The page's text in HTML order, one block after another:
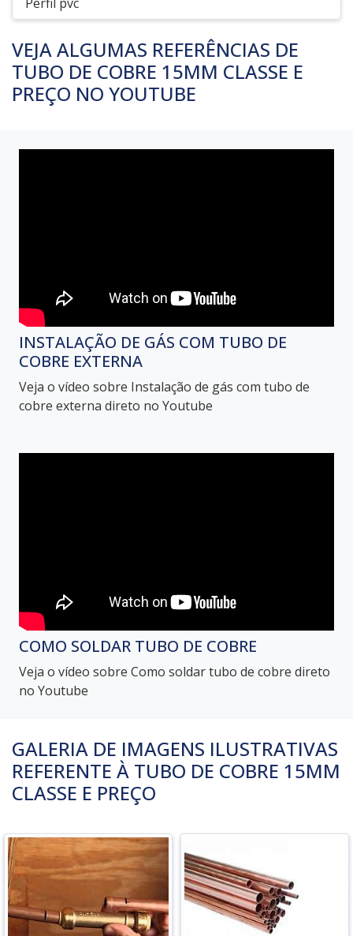
VEJA ALGUMAS REFERÊNCIAS DE
TUBO DE COBRE 15MM CLASSE E
PREÇO NO YOUTUBE
INSTALAÇÃO DE GÁS COM TUBO DE
COBRE EXTERNA
Veja o vídeo sobre Instalação de gás com tubo de
cobre externa direto no Youtube
COMO SOLDAR TUBO DE COBRE
Veja o vídeo sobre Como soldar tubo de cobre direto
no Youtube
GALERIA DE IMAGENS ILUSTRATIVAS
REFERENTE À TUBO DE COBRE 15MM
CLASSE E PREÇO